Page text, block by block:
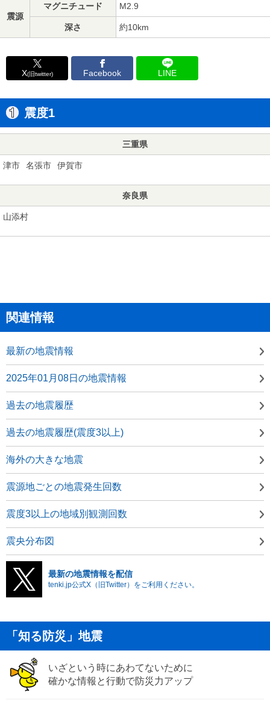
震源
マグニチュード M2.9
深さ 約10km
X(旧twitter) Facebook LINE
震度1
三重県
津市 名張市 伊賀市
奈良県
山添村
関連情報
最新の地震情報
2025年01月08日の地震情報
過去の地震履歴
過去の地震履歴(震度3以上)
海外の大きな地震
震源地ごとの地震発生回数
震度3以上の地域別観測回数
震央分布図
最新の地震情報を配信
tenki.jp公式X（旧Twitter）をご利用ください。
「知る防災」地震
いざという時にあわてないために
確かな情報と行動で防災力アップ